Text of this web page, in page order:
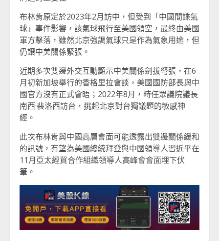
布林肯原定於2023年2月訪中，但受到「中國間諜氣
球」事件影響，該氣球飛行至美國領空，最終由美國
軍方擊落，雖然北京強調氣球只是作為氣象用途，但
仍讓中美關係緊張。
近期多次雙邊外交互動顯示中美關係劍拔弩張，在6
月初新加坡舉行的香格里拉會談，美國國防部長與中
國官方沒有正式會晤；2022年8月，時任眾議院議長
南西·裴洛西訪台，挑起北京對台獨議題的敏感神
經。
此次布林肯與中國高層會面可能透露出雙邊關係緩和
的訊號，有望為美國總統拜登與中國領導人習近平在
11月亞太經貿合作組織領導人高峰會會面埋下伏
筆。